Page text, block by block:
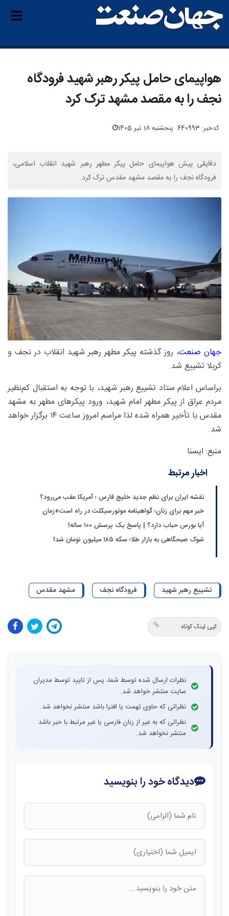
هواپیمای حامل پیکر رهبر شهید فرودگاه
نجف را به مقصد مشهد ترک کرد
کدخبر: 640993 پنجشنبه 18 تیر 1405
دقایقی پیش هواپیمای حامل پیکر مطهر رهبر شهید انقلاب اسلامی،
فرودگاه نجف را به مقصد مشهد مقدس ترک کرد.
جهان صنعت، روز گذشته پیکر مطهر رهبر شهید انقلاب در نجف و
کربلا تشییع شد.
براساس اعلام ستاد تشییع رهبر شهید، با توجه به استقبال کم‌نظیر
مردم عراق از پیکر مطهر امام شهید، ورود پیکرهای مطهر به مشهد
مقدس با تأخیر همراه شده لذا مراسم امروز ساعت ۱۴ برگزار خواهد
شد.
منبع: ایسنا
اخبار مرتبط
نقشه ایران برای نظم جدید خلیج فارس ؛ آمریکا عقب می‌رود؟
خبر مهم برای زنان؛ گواهینامه موتورسیکلت در راه است+زمان
آیا بورس حباب دارد؟ | پاسخ یک پرسش ۱۰۰ ساله!
شوک صبحگاهی به بازار طلا؛ سکه ۱۸۵ میلیون تومان شد!
تشییع رهبر شهید فرودگاه نجف مشهد مقدس
کپی لینک کوتاه
نظرات ارسال شده توسط شما، پس از تایید توسط مدیران
سایت منتشر خواهد شد.
نظراتی که حاوی تهمت یا افترا باشد منتشر نخواهد شد.
نظراتی که به غیر از زبان فارسی یا غیر مرتبط با خبر باشد
منتشر نخواهد شد.
دیدگاه خود را بنویسید